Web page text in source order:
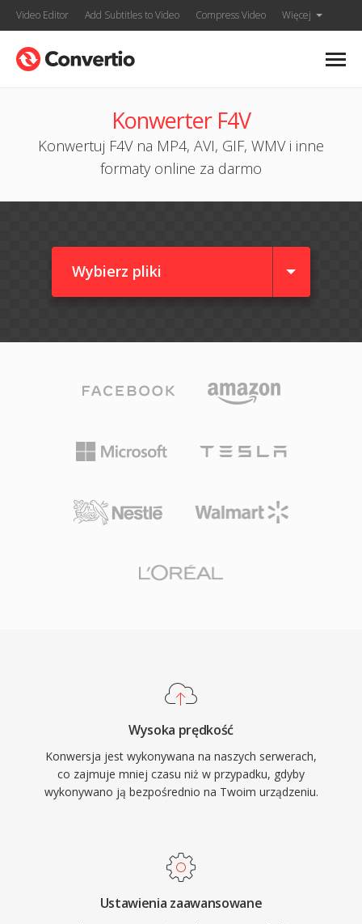
Video Editor Add Subtitles to Video Compress Video Więcej
Konwerter F4V
Konwertuj F4V na MP4, AVI, GIF, WMV i inne
formaty online za darmo
Wybierz pliki
Wysoka prędkość
Konwersja jest wykonywana na naszych serwerach,
co zajmuje mniej czasu niż w przypadku, gdyby
wykonywano ją bezpośrednio na Twoim urządzeniu.
Ustawienia zaawansowane